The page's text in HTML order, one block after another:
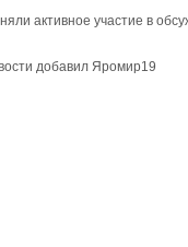
активное участие в
добавил Яромир19